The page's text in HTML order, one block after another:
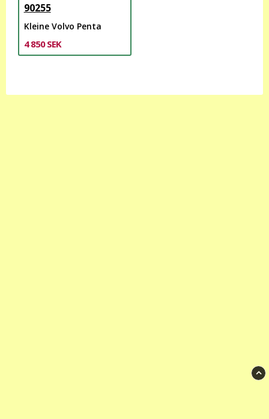
90255
Kleine Volvo Penta
4 850 SEK